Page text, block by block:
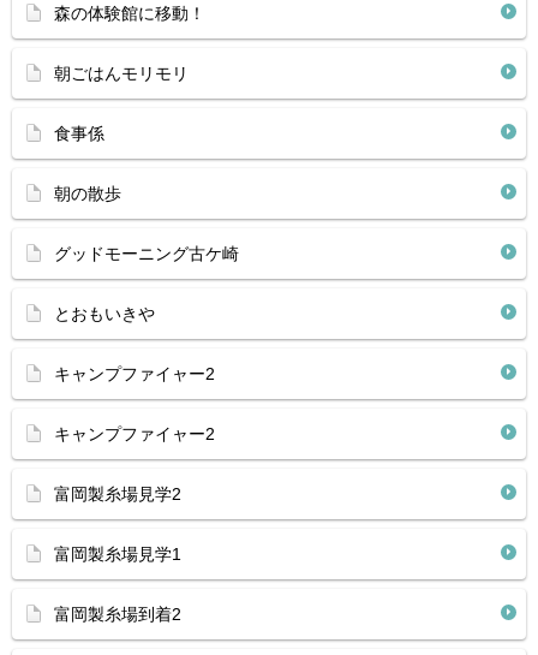
森の体験館に移動！
朝ごはんモリモリ
食事係
朝の散歩
グッドモーニング古ケ崎
とおもいきや
キャンプファイャー2
キャンプファイャー2
富岡製糸場見学2
富岡製糸場見学1
富岡製糸場到着2